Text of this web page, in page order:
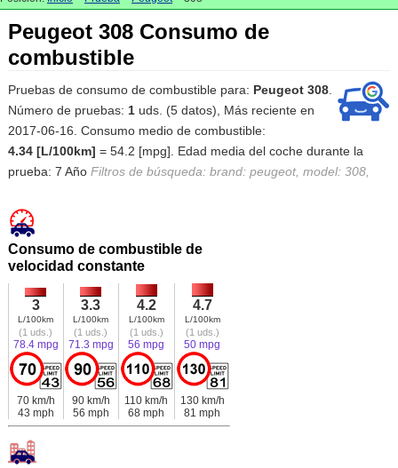
Peugeot 308 Consumo de
combustible
Pruebas de consumo de combustible para: Peugeot 308.
Número de pruebas: 1uds. (5 datos), Más reciente en
2017-06-16. Consumo medio de combustible:
4.34 [L/100km] = 54.2 [mpg]. Edad media del coche durante la
prueba: 7 Año Filtros de búsqueda: brand: peugeot, model: 308,
Consumo de combustible de
velocidad constante
3
L/100km
(1 uds.)
78.4 mpg
3.3
L/100km
(1 uds.)
71.3 mpg
4.2
L/100km
(1 uds.)
56 mpg
4.7
L/100km
(1 uds.)
50 mpg
70 km/h
43 mph
90 km/h
56 mph
110 km/h
68 mph
130 km/h
81 mph